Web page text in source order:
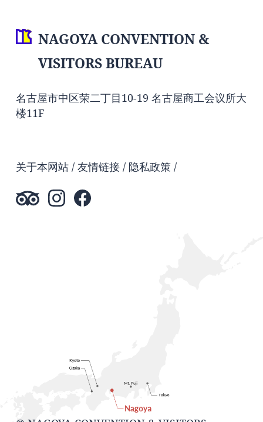
NAGOYA CONVENTION &
VISITORS BUREAU
名古屋市中区荣二丁目10-19 名古屋商工会议所大
楼11F
关于本网站 友情链接 隐私政策